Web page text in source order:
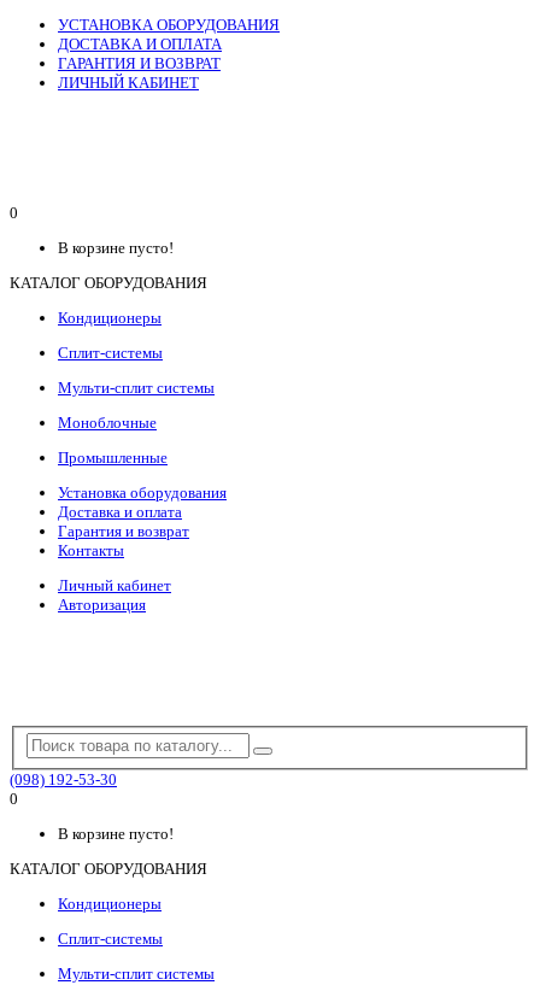
УСТАНОВКА ОБОРУДОВАНИЯ
ДОСТАВКА И ОПЛАТА
ГАРАНТИЯ И ВОЗВРАТ
ЛИЧНЫЙ КАБИНЕТ
0
В корзине пусто!
КАТАЛОГ ОБОРУДОВАНИЯ
Кондиционеры
Сплит-системы
Мульти-сплит системы
Моноблочные
Промышленные
Установка оборудования
Доставка и оплата
Гарантия и возврат
Контакты
Личный кабинет
Авторизация
(098) 192-53-30
0
В корзине пусто!
КАТАЛОГ ОБОРУДОВАНИЯ
Кондиционеры
Сплит-системы
Мульти-сплит системы